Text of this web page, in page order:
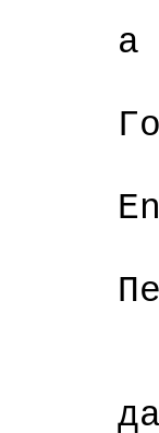
а
и
я